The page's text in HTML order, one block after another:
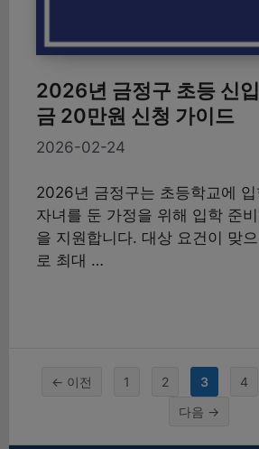
2026년 금정구 초등 신
금 20만원 신청 가이드
2026-02-24
2026년 금정구는 초등학교에
자녀를 둔 가정을 위해 입학 준
을 지원합니다. 대상 요건이 맞
로 최대 …
← 이전
페1
페
2
페
이
지
3
페
4
다음 →